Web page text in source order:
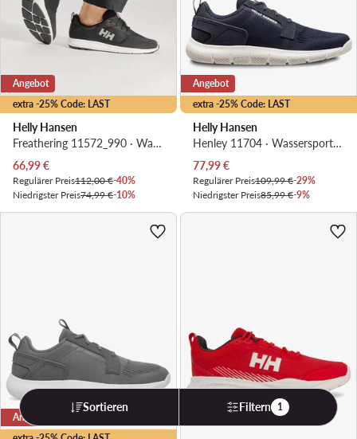
extra -25% Code: LAST
Angebot
Helly Hansen
Freathering 11572_990 · Wassersportschuhe
Aktueller Preis
66,99€
Regulärer Preis112,00 €-40%
Niedrigster Preis74,99 €-10%
extra -25% Code: LAST
Angebot
Helly Hansen
Henley 11704 · Wassersportschuhe
Aktueller Preis
77,99€
Regulärer Preis109,99 €-29%
Niedrigster Preis85,99 €-9%
Angebot
Sortieren Filtern 1